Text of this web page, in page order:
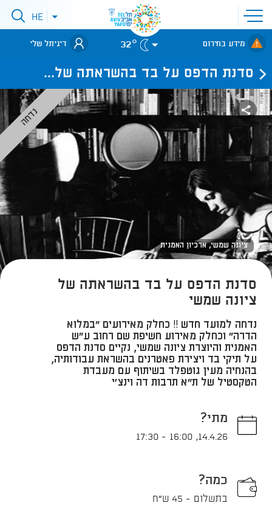
פתיחת
תפריט
אתר
לאתר עיריית
תל-אביב
פתיחתHE
מידע בחירום 32° דיגיתל שלי
סדנת הדפס על בד בהשראתה של...
ציונה שמשי, ארכיון האמנית
נדחה
סדנת הדפס על בד בהשראתה של
ציונה שמשי
נדחה למועד חדש !! כחלק מאירועים "במלוא
הדרה" וכחלק מאירוע חשיפת שם רחוב ע"ש
האמנית והיוצרת ציונה שמשי, נקיים סדנת הדפס
על תיקי בד ויצירת פאטרנים בהשראת עבודותיה,
בהנחיה מעין גוטפלד בשיתוף עם מעבדת
הטקסטיל של ת"א תרבות דה וינצ'י
מתי?
14.4.26
,
16:00
-
17:30
כמה?
בתשלום - 45 ש"ח